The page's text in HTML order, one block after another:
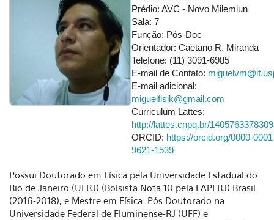
Prédio: AVC - Novo Milemiun
Sala: 7
Função: Pós-Doc
Orientador: Caetano R. Miranda
Telefone: (11) 3091-6985
E-mail de Contato:
E-mail adicional:
miguelfisik@gmail.com
Curriculum Lattes:
http://lattes.cnpq.br/
ORCID: https://orcid.org/0000-
9621-1539
Possui Doutorado em Física pela Universidade Estadual do
Rio de Janeiro (UERJ) (Bolsista Nota 10 pela FAPERJ) Brasil
(2016-2018), e Mestre em Física. Pós Doutorado na
Universidade Federal de Fluminense-RJ (UFF) e